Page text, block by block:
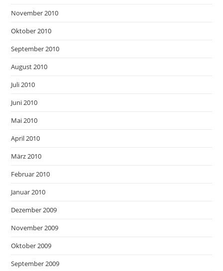
November 2010
Oktober 2010
September 2010
August 2010
Juli 2010
Juni 2010
Mai 2010
April 2010
März 2010
Februar 2010
Januar 2010
Dezember 2009
November 2009
Oktober 2009
September 2009